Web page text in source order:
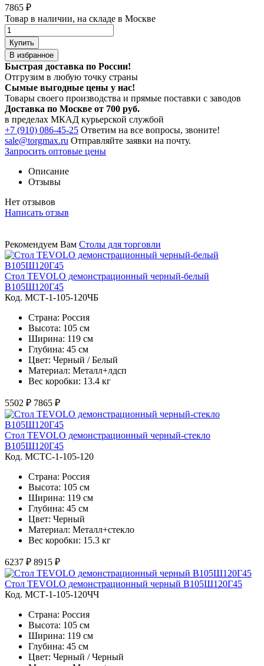
7865 ₽
Товар в наличии, на складе в Москве
Купить
В избранное
Быстрая доставка по России!
Отгрузим в любую точку страны
Сымые выгодные цены у нас!
Товары своего производства и прямые поставки с заводов
Доставка по Москве от 700 руб.
в пределах МКАД курьерской службой
+7 (910) 086-45-25 Ответим на все вопросы, звоните!
sale@torgmax.ru Отправляйте заявки на почту.
Запросить оптовые цены
Описание
Отзывы
Нет отзывов
Написать отзыв
Рекомендуем Вам Столы для торговли
Стол TEVOLO демонстрационный черный-белый
В105Ш120Г45
Код. MСТ-1-105-120ЧБ
Страна: Россия
Высота: 105 см
Ширина: 119 см
Глубина: 45 см
Цвет: Черный / Белый
Материал: Металл+лдсп
Вес коробки: 13.4 кг
5502 ₽ 7865 ₽
Стол TEVOLO демонстрационный черный-стекло
В105Ш120Г45
Код. MСТС-1-105-120
Страна: Россия
Высота: 105 см
Ширина: 119 см
Глубина: 45 см
Цвет: Черный
Материал: Металл+стекло
Вес коробки: 15.3 кг
6237 ₽ 8915 ₽
Стол TEVOLO демонстрационный черный В105Ш120Г45
Код. MСТ-1-105-120ЧЧ
Страна: Россия
Высота: 105 см
Ширина: 119 см
Глубина: 45 см
Цвет: Черный / Черный